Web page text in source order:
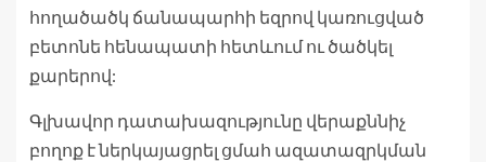
հողածածկ ճանապարհի եզրով կառուցված
բետոնե հենապատի հետևում ու ծածկել
քարերով:
Գլխավոր դատախազությունը վերաքննիչ
բողոք է ներկայացրել ցմահ ազատազրկման